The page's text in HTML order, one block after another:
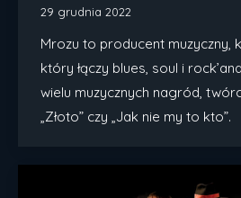
29 grudnia 2022
Mrozu to producent muzyczny,
który łączy blues, soul i
wielu muzycznych nagród,
„Złoto” czy „Jak nie my to kto”.